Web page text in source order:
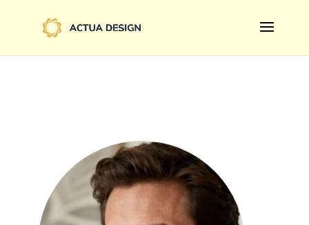
family=Limelight&display=swap');